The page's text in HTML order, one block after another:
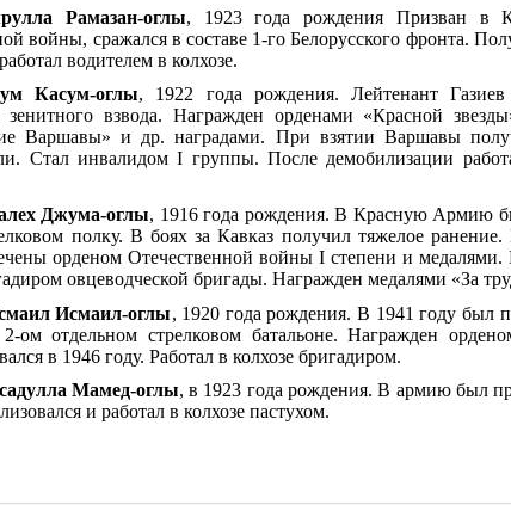
Рамазан-оглы, 1923 года рождения Призван в
войны, сражался в составе 1-го Белорусского фронта.
водителем в колхозе.
Касум-оглы, 1922 года рождения. Лейтенант
зенитного взвода. Награжден орденами «Красной
Варшавы» и др. наградами. При взятии Варшавы
Стал инвалидом I группы. После демобилизации
Джума-оглы, 1916 года рождения. В Красную Армию
полку. В боях за Кавказ получил тяжелое
орденом Отечественной войны I степени и
овцеводческой бригады. Награжден медалями «За
Исмаил-оглы, 1920 года рождения. В 1941 году
ом отдельном стрелковом батальоне. Награжден
в 1946 году. Работал в колхозе бригадиром.
Мамед-оглы, в 1923 года рождения. В армию был
и работал в колхозе пастухом.